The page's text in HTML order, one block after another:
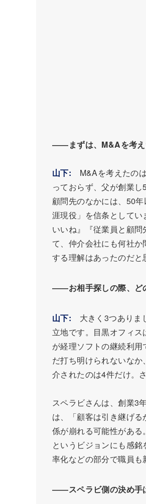
――まずは、M&Aを考え
山下: M&Aを考えたの
っておらず、父が創業
顧問先のなかには、50
涯現役」を信条として
いいね』『従業員と顧
て、仲介会社にも何社
する理解はあったのだと
――お相手探しの際、ど
山下: 大きく3つありま
立地です。目黒オフィ
が経理ソフトの継続利
だ打ち明けられないな
介されたのは4件だけ。
スペラビさんは、創業3
は、「顧客は引き継げ
係が崩れる可能性があ
というビジョンにも感
率化などの部分で職員も
――スペラビ側の決め手